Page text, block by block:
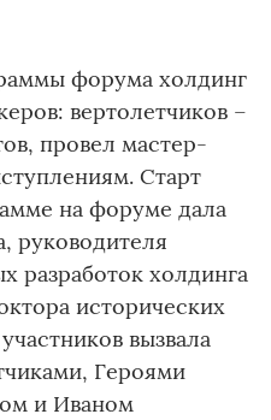
форума холдинг
вертолетчиков –
провел мастер-
Старт
на форуме дала
руководителя
разработок холдинга
исторических
вызвала
Героями
и Иваном